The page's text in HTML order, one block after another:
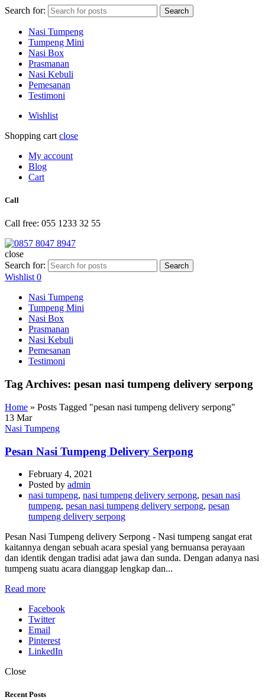
Search for: Search
Nasi Tumpeng
Tumpeng Mini
Nasi Box
Prasmanan
Nasi Kebuli
Pemesanan
Testimoni
Wishlist
Shopping cart close
My account
Blog
Cart
Call
Call free: 055 1233 32 55
close
Search for:
Search
Wishlist 0
Nasi Tumpeng
Tumpeng Mini
Nasi Box
Prasmanan
Nasi Kebuli
Pemesanan
Testimoni
Tag Archives: pesan nasi tumpeng delivery serpong
Home » Posts Tagged "pesan nasi tumpeng delivery serpong"
13 Mar
Nasi Tumpeng
Pesan Nasi Tumpeng Delivery Serpong
February 4, 2021
Posted by admin
nasi tumpeng, nasi tumpeng delivery serpong, pesan nasi
tumpeng, pesan nasi tumpeng delivery serpong, pesan
tumpeng delivery serpong
Pesan Nasi Tumpeng delivery Serpong - Nasi tumpeng sangat erat
kaitannya dengan sebuah acara spesial yang bernuansa perayaan
dan identik dengan tradisi adat jawa dan sunda. Dengan adanya nasi
tumpeng suatu acara dianggap lengkap dan...
Read more
Facebook
Twitter
Email
Pinterest
LinkedIn
Close
Recent Posts